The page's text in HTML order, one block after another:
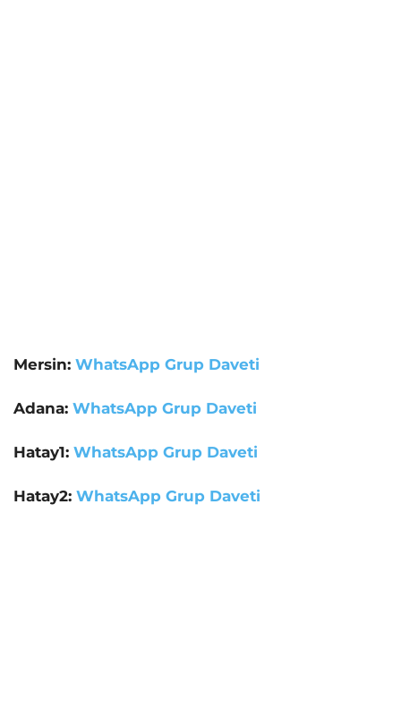
Mersin: WhatsApp Grup Daveti
Adana: WhatsApp Grup Daveti
Hatay1: WhatsApp Grup Daveti
Hatay2: WhatsApp Grup Daveti